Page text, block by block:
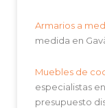
Armarios a
medida en
Muebles de
especialistas
presupuesto